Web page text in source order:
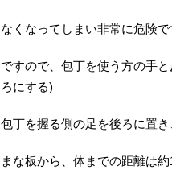
なくなってしまい非常に危険で
ですので、包丁を使う方の手
ろにする)
包丁を握る側の足を後ろに置き
まな板から、体までの距離は